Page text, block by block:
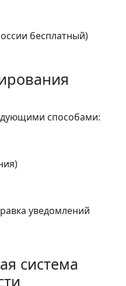
бесплатный)
способами:
уведомлений
система